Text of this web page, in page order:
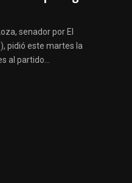
senador por El
pidió este martes la
al partido...